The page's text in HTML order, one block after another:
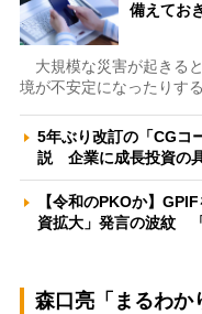
備えてお
大規模な災害が起きる
境が不安定になったりす
5年ぶり改訂の「CGコ
説 企業に成長投資の
【令和のPKOか】
資拡大」発言の波紋
森口亮「まるわか